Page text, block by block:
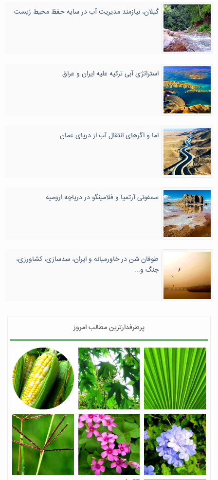
گیلان، نیازمند مدیریت آب در سایه حفظ محیط زیست
استراتژی آبی تركیه علیه ایران و عراق
اما و اگرهای انتقال آب از دریای عمان
سمفونی آرتمیا و فلامینگو در دریاچه ارومیه
طوفان شن در خاورمیانه و ایران، سدسازی، کشاورزی،
جنگ و...
پرطرفدارترین مطالب امروز